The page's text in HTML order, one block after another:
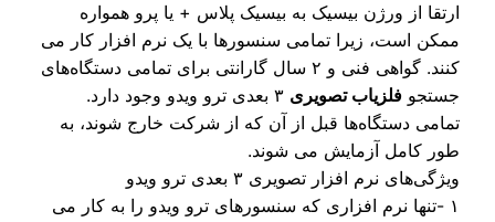
از ورژن بیسیک به بیسیک پلاس + یا پرو همواره
است، زیرا تمامی سنسورها با یک نرم افزار کار می
کنند. گواهی فنی و ۲ سال گارانتی برای تمامی دستگاه‌های
فلزیاب تصویری۳ بعدی ترو ویدو وجود دارد.
دستگاه‌ها قبل از آن که از شرکت خارج شوند، به
کامل آزمایش می شوند.
نرم افزار تصویری ۳ بعدی ترو ویدو
-تنها نرم افزاری که سنسورهای ترو ویدو را به کار می